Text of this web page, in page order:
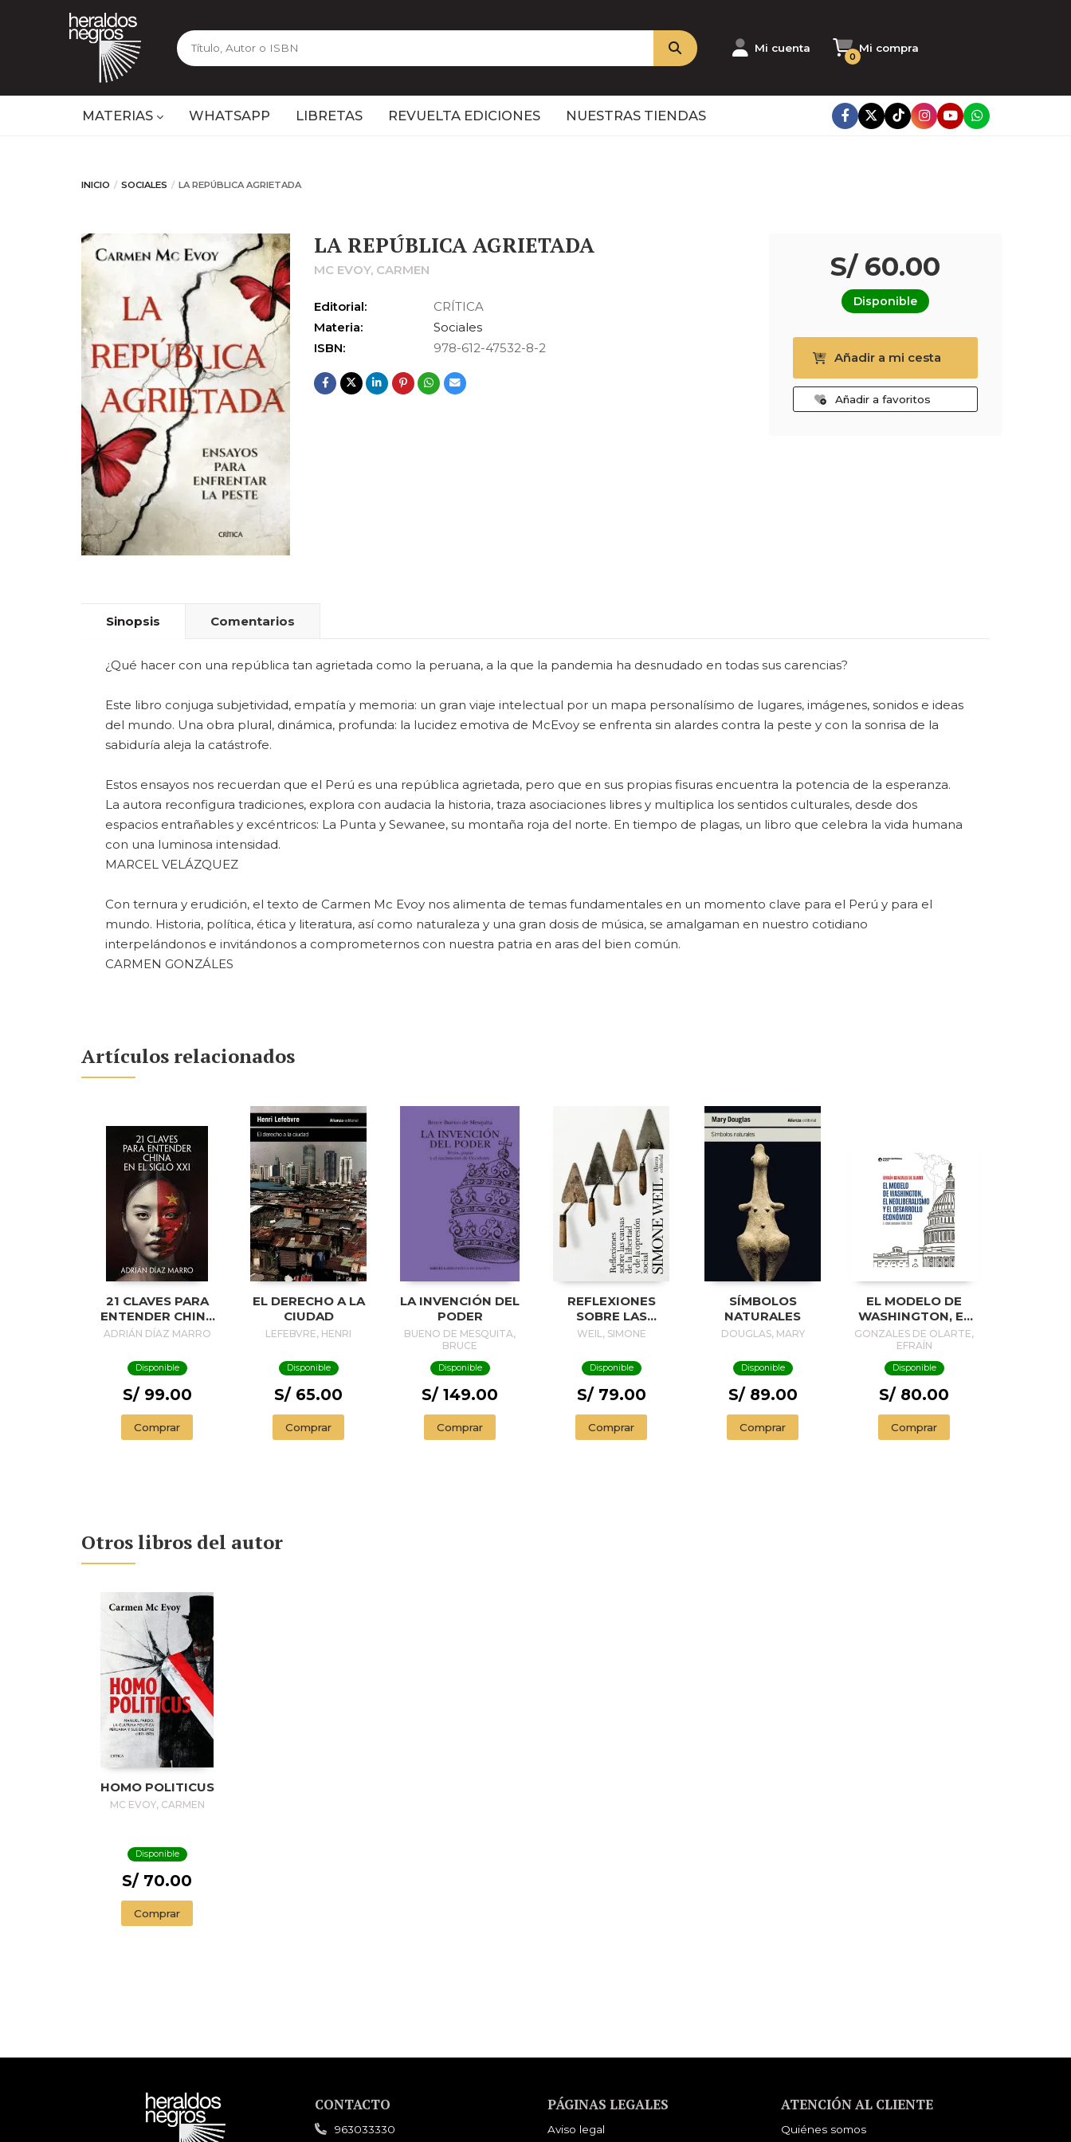
Mi cuenta Mi compra
0
MATERIAS WHATSAPP LIBRETAS REVUELTA EDICIONES NUESTRAS TIENDAS
INICIO SOCIALES LA REPÚBLICA AGRIETADA
LA REPÚBLICA AGRIETADA
MC EVOY, CARMEN
Editorial:
CRÍTICA
Materia:
Sociales
ISBN:
978-612-47532-8-2
S/ 60.00
Disponible
Añadir a mi cesta
Añadir a favoritos
Sinopsis Comentarios
¿Qué hacer con una república tan agrietada como la peruana, a la que la pandemia ha desnudado en todas sus carencias?
Este libro conjuga subjetividad, empatía y memoria: un gran viaje intelectual por un mapa personalísimo de lugares, imágenes, sonidos e ideas
del mundo. Una obra plural, dinámica, profunda: la lucidez emotiva de McEvoy se enfrenta sin alardes contra la peste y con la sonrisa de la
sabiduría aleja la catástrofe.
Estos ensayos nos recuerdan que el Perú es una república agrietada, pero que en sus propias fisuras encuentra la potencia de la esperanza.
La autora reconfigura tradiciones, explora con audacia la historia, traza asociaciones libres y multiplica los sentidos culturales, desde dos
espacios entrañables y excéntricos: La Punta y Sewanee, su montaña roja del norte. En tiempo de plagas, un libro que celebra la vida humana
con una luminosa intensidad.
MARCEL VELÁZQUEZ
Con ternura y erudición, el texto de Carmen Mc Evoy nos alimenta de temas fundamentales en un momento clave para el Perú y para el
mundo. Historia, política, ética y literatura, así como naturaleza y una gran dosis de música, se amalgaman en nuestro cotidiano
interpelándonos e invitándonos a comprometernos con nuestra patria en aras del bien común.
CARMEN GONZÁLES
Artículos relacionados
21 CLAVES PARA
ENTENDER CHINA
EN EL SIGLO XXI /
UNDERSTANDING
CHINA IN THE 21ST
CENTURY
ADRIÁN DÍAZ MARRO
Disponible
S/ 99.00
Comprar
EL DERECHO A LA
CIUDAD
LEFEBVRE, HENRI
Disponible
S/ 65.00
Comprar
LA INVENCIÓN DEL
PODER
BUENO DE MESQUITA,
BRUCE
Disponible
S/ 149.00
Comprar
REFLEXIONES
SOBRE LAS
CAUSAS DE LA
OPRESIÓN SOCIAL
WEIL, SIMONE
Disponible
S/ 79.00
Comprar
SÍMBOLOS
NATURALES
DOUGLAS, MARY
Disponible
S/ 89.00
Comprar
EL MODELO DE
WASHINGTON, EL
NEOLIBERALISMO
Y EL DESARROLLO
ECONÓMICO
GONZALES DE OLARTE,
EFRAÍN
Disponible
S/ 80.00
Comprar
Otros libros del autor
HOMO POLITICUS
MC EVOY, CARMEN
Disponible
S/ 70.00
Comprar
CONTACTO
963033330
PÁGINAS LEGALES
Aviso legal
ATENCIÓN AL CLIENTE
Quiénes somos